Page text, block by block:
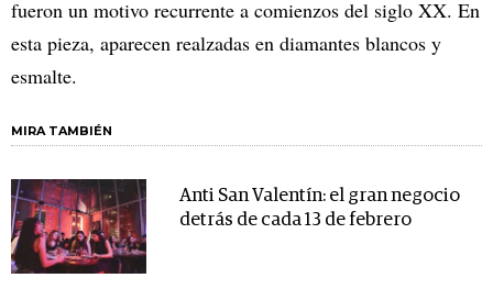
fueron un motivo recurrente a comienzos del siglo XX. En
esta pieza, aparecen realzadas en diamantes blancos y
esmalte.
MIRA TAMBIÉN
Anti San Valentín: el gran negocio
detrás de cada 13 de febrero